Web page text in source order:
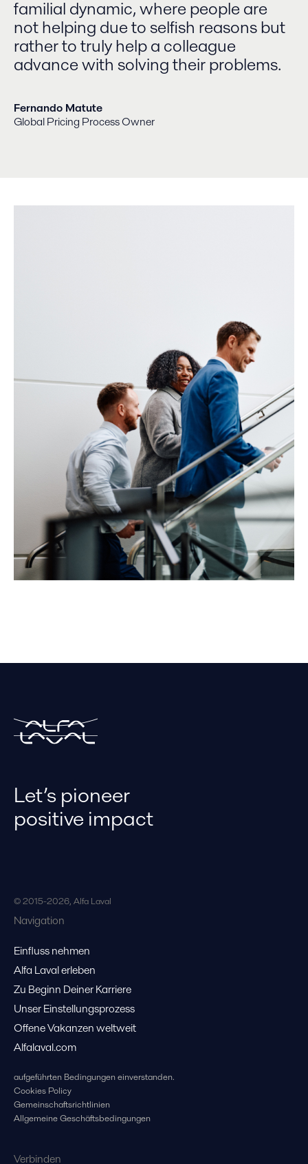
familial dynamic, where people are
not helping due to selfish reasons but
rather to truly help a colleague
advance with solving their problems.
Fernando Matute
Global Pricing Process Owner
Let’s pioneer
positive impact
© 2015-2026, Alfa Laval
Navigation
Einfluss nehmen
Alfa Laval erleben
Zu Beginn Deiner Karriere
Unser Einstellungsprozess
Offene Vakanzen weltweit
Alfalaval.com
aufgeführten Bedingungen einverstanden.
Cookies Policy
Gemeinschaftsrichtlinien
Allgemeine Geschäftsbedingungen
Verbinden